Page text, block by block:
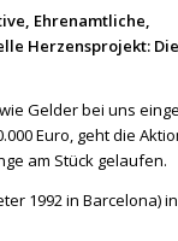
Ehrenamtliche,
Herzensprojekt:
Gelder bei uns
Euro, geht die
am Stück gelaufen.
1992 in Barcelona)